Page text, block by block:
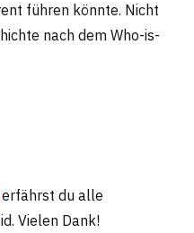
führen könnte. Nicht
nach dem Who-is-
erfährst du alle
Vielen Dank!